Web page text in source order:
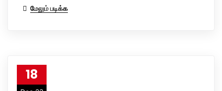
மேலும் படிக்க
18